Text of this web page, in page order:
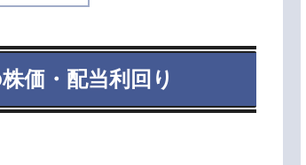
価・配当利回り